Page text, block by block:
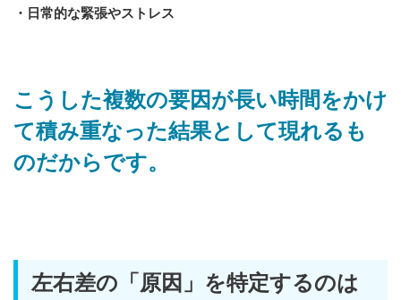
・日常的な緊張やストレス
こうした複数の要因が長い時間をかけ
て積み重なった結果として現れるも
のだからです。
左右差の「原因」を特定するのは